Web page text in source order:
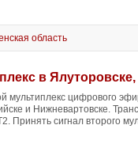
область
в
мультиплекс цифрового
и Нижневартовске.
Принять сигнал второго